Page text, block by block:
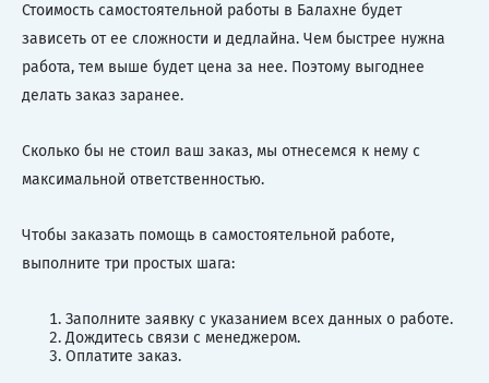
Стоимость самостоятельной работы в Балахне будет
зависеть от ее сложности и дедлайна. Чем быстрее нужна
работа, тем выше будет цена за нее. Поэтому выгоднее
делать заказ заранее.
Сколько бы не стоил ваш заказ, мы отнесемся к нему с
максимальной ответственностью.
Чтобы заказать помощь в самостоятельной работе,
выполните три простых шага:
Заполните заявку с указанием всех данных о работе.
Дождитесь связи с менеджером.
Оплатите заказ.